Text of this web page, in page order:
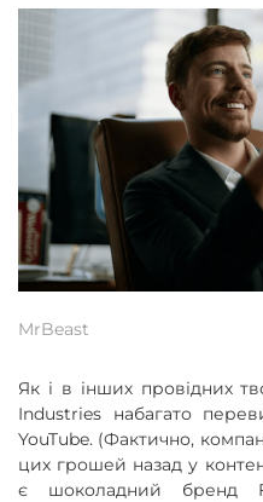
MrBeast
Як і в інших провідних
Industries набагато
YouTube. (Фактично,
цих грошей назад у
є шоколадний бренд